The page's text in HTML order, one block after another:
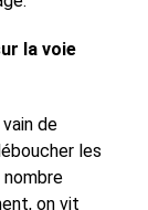
la voie
de
les
nombre
on vit